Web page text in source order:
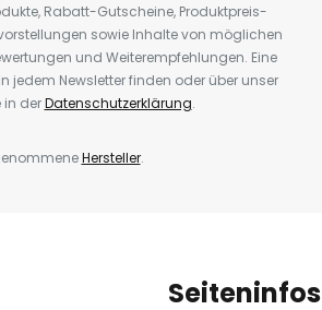
Rabatt-Gutscheine, Produktpreis-
sowie Inhalte von möglichen
und Weiterempfehlungen. Eine
jedem Newsletter finden oder über unser
in derDatenschutzerklärung.
Hersteller.
Seiteninfos